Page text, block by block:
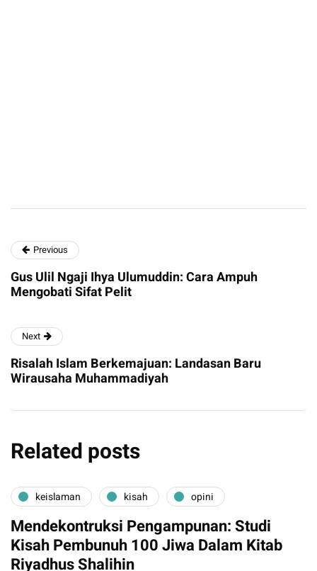
Previous
Gus Ulil Ngaji Ihya Ulumuddin: Cara Ampuh
Mengobati Sifat Pelit
Next
Risalah Islam Berkemajuan: Landasan Baru
Wirausaha Muhammadiyah
Related posts
keislaman kisah opini
Mendekontruksi Pengampunan: Studi
Kisah Pembunuh 100 Jiwa Dalam Kitab
Riyadhus Shalihin